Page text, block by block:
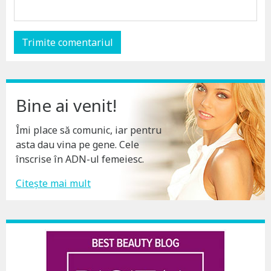
Bine ai venit!
Îmi place să comunic, iar pentru
asta dau vina pe gene. Cele
înscrise în ADN-ul femeiesc.
Citește mai mult